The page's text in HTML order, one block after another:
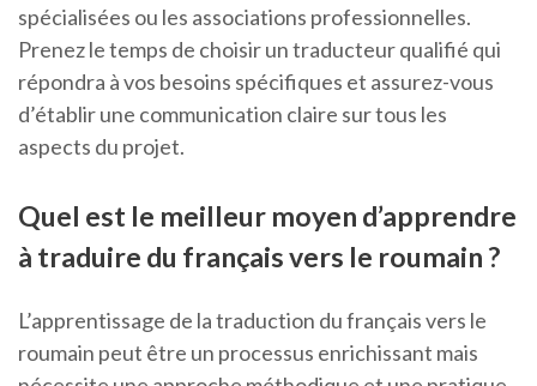
spécialisées ou les associations professionnelles.
Prenez le temps de choisir un traducteur qualifié qui
répondra à vos besoins spécifiques et assurez-vous
d’établir une communication claire sur tous les
aspects du projet.
Quel est le meilleur moyen d’apprendre
à traduire du français vers le roumain ?
L’apprentissage de la traduction du français vers le
roumain peut être un processus enrichissant mais